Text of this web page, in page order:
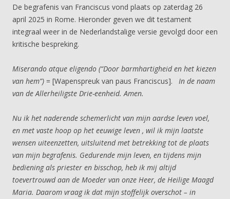
De begrafenis van Franciscus vond plaats op zaterdag 26
april 2025 in Rome. Hieronder geven we dit testament
integraal weer in de Nederlandstalige versie gevolgd door een
kritische bespreking.
Miserando atque eligendo (“Door barmhartigheid en het kiezen
van hem”) = [Wapenspreuk van paus Franciscus]. In de naam
van de Allerheiligste Drie-eenheid. Amen.
Nu ik het naderende schemerlicht van mijn aardse leven voel,
en met vaste hoop op het eeuwige leven , wil ik mijn laatste
wensen uiteenzetten, uitsluitend met betrekking tot de plaats
van mijn begrafenis. Gedurende mijn leven, en tijdens mijn
bediening als priester en bisschop, heb ik mij altijd
toevertrouwd aan de Moeder van onze Heer, de Heilige Maagd
Maria. Daarom vraag ik dat mijn stoffelijk overschot – in